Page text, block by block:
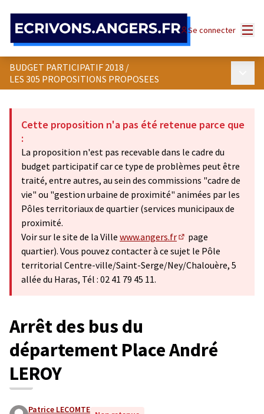
Se connecter
BUDGET PARTICIPATIF 2018 /
LES 305 PROPOSITIONS PROPOSEES
Cette proposition n'a pas été retenue parce que
:
La proposition n'est pas recevable dans le cadre du
budget participatif car ce type de problèmes peut être
traité, entre autres, au sein des commissions "cadre de
vie" ou "gestion urbaine de proximité" animées par les
Pôles territoriaux de quartier (services municipaux de
proximité.
Voir sur le site de la Ville www.angers.fr
(Lien externe)
page
quartier). Vous pouvez contacter à ce sujet le Pôle
territorial Centre-ville/Saint-Serge/Ney/Chalouère, 5
allée du Haras, Tél : 02 41 79 45 11.
Arrêt des bus du
département Place André
LEROY
Patrice LECOMTE